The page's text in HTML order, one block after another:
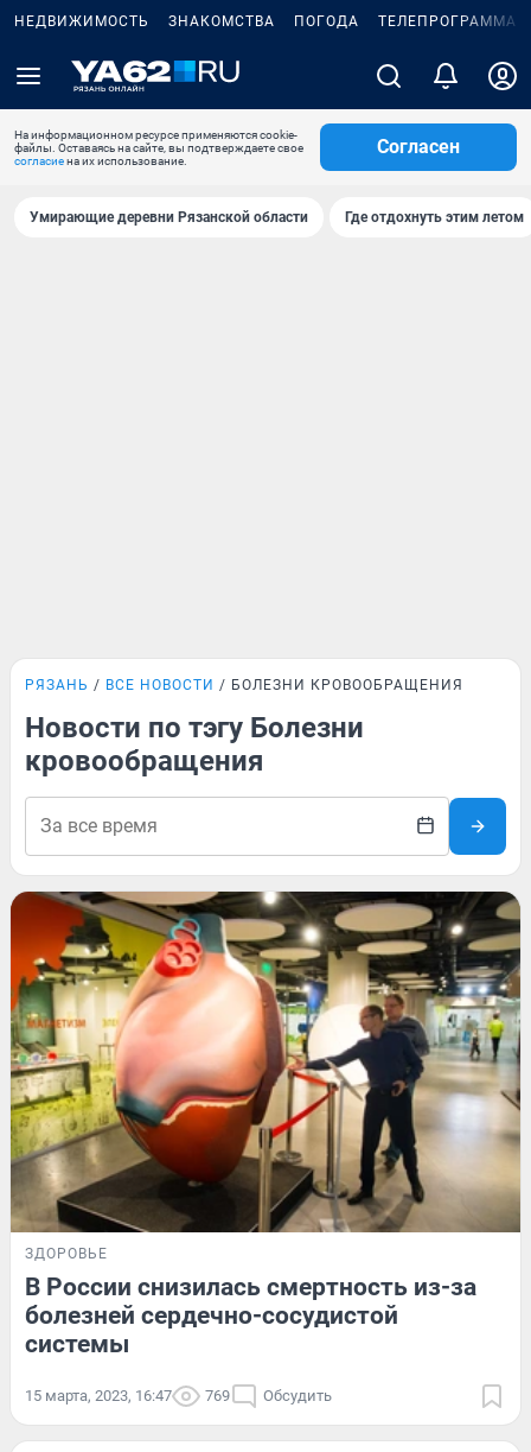
НЕДВИЖИМОСТЬ ЗНАКОМСТВА ПОГОДА ТЕЛЕПРОГРАММА
На информационном ресурсе применяются cookie-
файлы. Оставаясь на сайте, вы подтверждаете свое
согласиена их использование.
Согласен
Умирающие деревни Рязанской области Где отдохнуть этим летом
РЯЗАНЬ ВСЕ НОВОСТИ БОЛЕЗНИ КРОВООБРАЩЕНИЯ
Новости по тэгу Болезни
кровообращения
ЗДОРОВЬЕ
В России снизилась смертность из-за
болезней сердечно-сосудистой
системы
15 марта, 2023, 16:47 769 Обсудить